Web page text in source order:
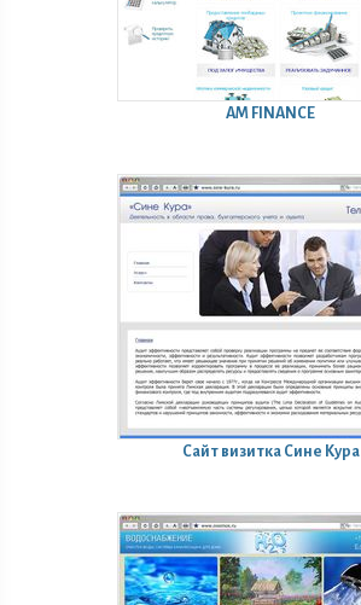
AM FINANCE
Сайт визитка Сине Кура